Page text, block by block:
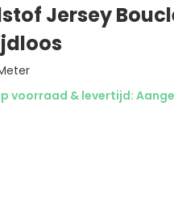
Jersey
voorraad & levertijd: